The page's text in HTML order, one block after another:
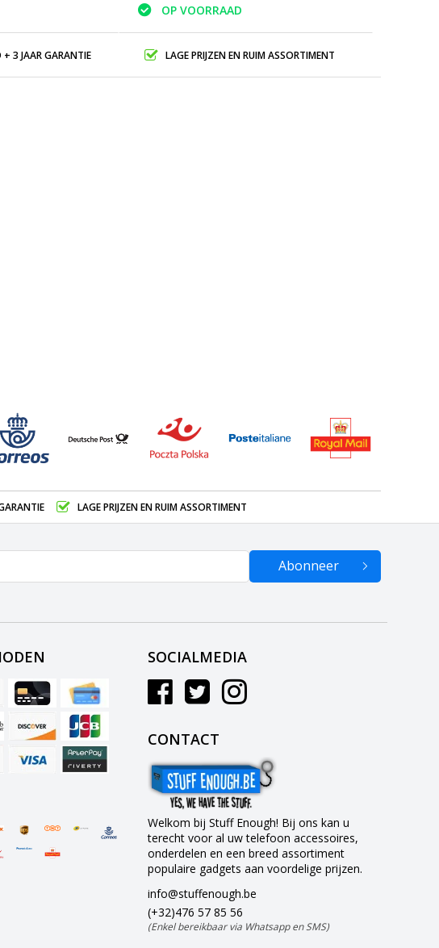
OP VOORRAAD
3 JAAR GARANTIE LAGE PRIJZEN EN RUIM ASSORTIMENT
LAGE PRIJZEN EN RUIM ASSORTIMENT
Abonneer
SOCIALMEDIA
CONTACT
Welkom bij Stuff Enough! Bij ons kan u
terecht voor al uw telefoon accessoires,
onderdelen en een breed assortiment
populaire gadgets aan voordelige prijzen.
info@stuffenough.be
(+32)476 57 85 56
(Enkel bereikbaar via Whatsapp en SMS)